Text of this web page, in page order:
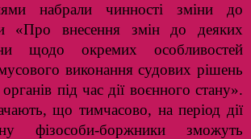
набрали чинності зміни до
«Про внесення змін до деяких
щодо окремих особливостей
виконання судових рішень
під час дії воєнного стану».
що тимчасово, на період дії
фізособи-боржники зможуть